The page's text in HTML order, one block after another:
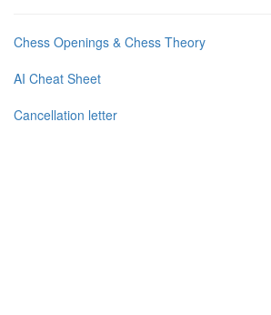
Chess Openings & Chess Theory
AI Cheat Sheet
Cancellation letter